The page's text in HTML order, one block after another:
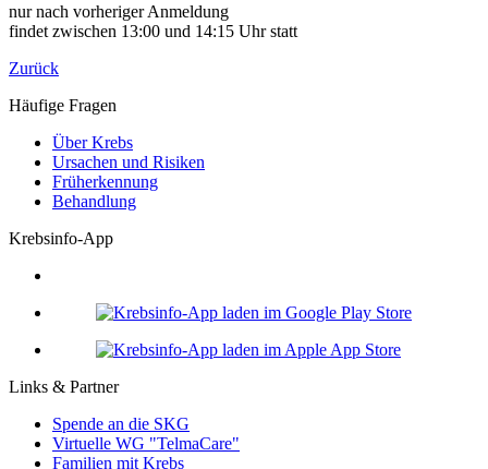
nur nach vorheriger Anmeldung
findet zwischen 13:00 und 14:15 Uhr statt
Zurück
Häufige Fragen
Über Krebs
Ursachen und Risiken
Früherkennung
Behandlung
Krebsinfo-App
Links & Partner
Spende an die SKG
Virtuelle WG "TelmaCare"
Familien mit Krebs